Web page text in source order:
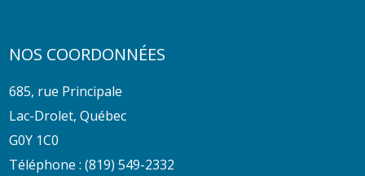
NOS COORDONNÉES
685, rue Principale
Lac-Drolet, Québec
G0Y 1C0
Téléphone :(819) 549-2332